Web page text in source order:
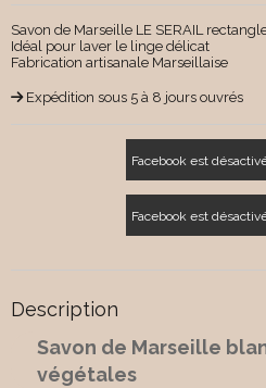
Savon de Marseille LE SERAIL
Idéal pour laver le linge délicat
Fabrication artisanale Marseillaise
Expédition sous 5 à 8 jours ouvrés
Facebook est
Facebook est
Description
Savon de Marseille
végétales